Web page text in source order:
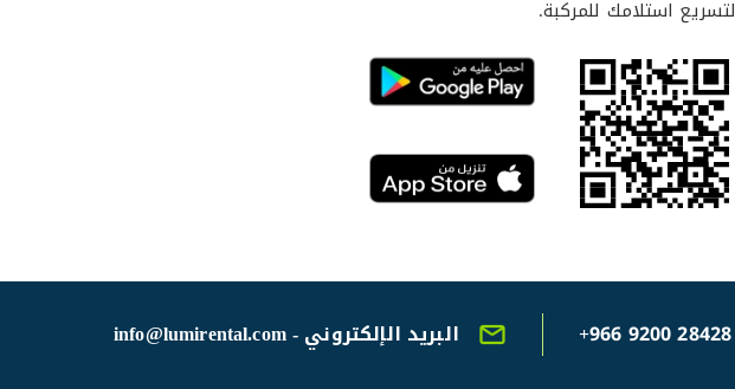
لتسريع استلامك للمركبة.
+966 9200 28428 البريد الإلكتروني - info@lumirental.com